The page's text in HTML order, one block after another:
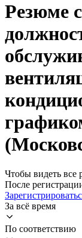
Резюме
Чтобы видеть все
После
За всё время
По соответствию